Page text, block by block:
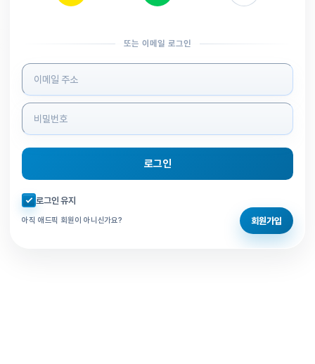
또는 이메일 로그인
로그인 정보 입력
로그인
자동로그인 체크
로그인 유지
아직 애드픽 회원이 아니신가요? 회원가입